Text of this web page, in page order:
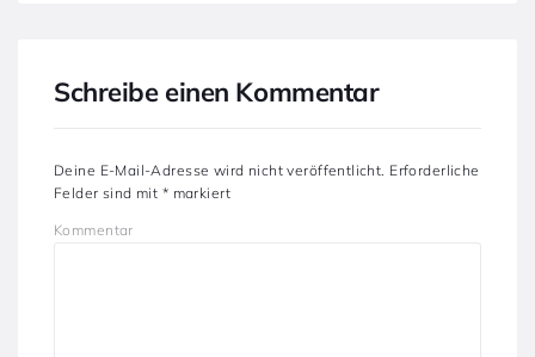
Schreibe einen Kommentar
Deine E-Mail-Adresse wird nicht veröffentlicht. Erforderliche
Felder sind mit * markiert
Kommentar